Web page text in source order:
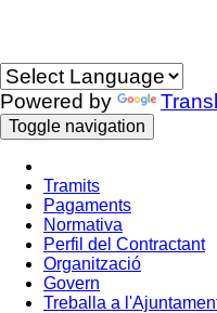
Powered by
Toggle navigation
Tramits
Pagaments
Normativa
Perfil del Contractant
Organització
Govern
Treballa a